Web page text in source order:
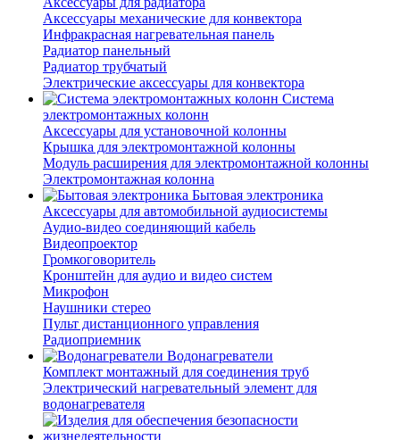
Аксессуары механические для конвектора
Инфракрасная нагревательная панель
Радиатор панельный
Радиатор трубчатый
Электрические аксессуары для конвектора
Система
электромонтажных колонн
Аксессуары для установочной колонны
Крышка для электромонтажной колонны
Модуль расширения для электромонтажной колонны
Электромонтажная колонна
Бытовая электроника
Аксессуары для автомобильной аудиосистемы
Аудио-видео соединяющий кабель
Видеопроектор
Громкоговоритель
Кронштейн для аудио и видео систем
Микрофон
Наушники стерео
Пульт дистанционного управления
Радиоприемник
Водонагреватели
Комплект монтажный для соединения труб
Электрический нагревательный элемент для
водонагревателя